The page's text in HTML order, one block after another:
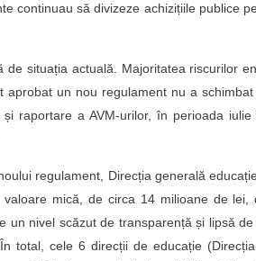
continuau să divizeze achizițiile publice
de situația actuală. Majoritatea riscurilor
un nou regulament nu a
raportare a AVM-urilor, în perioada
regulament, Direcția generală
valoare mică, de circa 14 milioane de
un nivel scăzut de transparență și lipsă
total, cele 6 direcții de educație